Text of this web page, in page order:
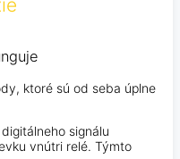
ktoré sú od seba úplne
signálu
vnútri relé. Týmto